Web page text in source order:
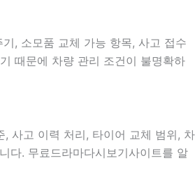
, 소모품 교체 가능 항목, 사고 접수
때문에 차량 관리 조건이 불명확하
사고 이력 처리, 타이어 교체 범위, 차
다. 무료드라마다시보기사이트를 알